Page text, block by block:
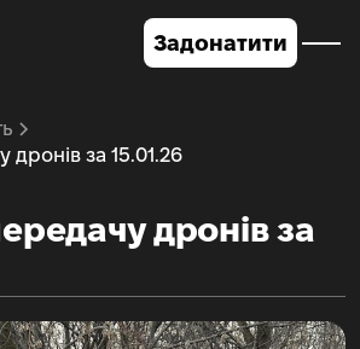
Задонатити
дронів за 15.01.26
дронів за